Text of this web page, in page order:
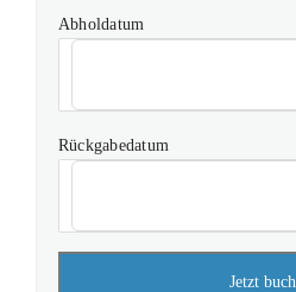
Abholdatum
Rückgabedatum